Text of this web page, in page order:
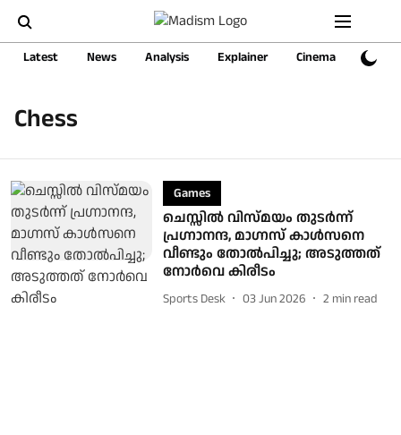
Latest News Analysis Explainer Cinema Sports
Chess
Games
ചെസ്സിൽ വിസ്മയം തുടർന്ന്
പ്രഗ്നാനന്ദ, മാഗ്നസ് കാൾസനെ
വീണ്ടും തോൽപിച്ചു; അടുത്തത്
നോർവെ കിരീടം
Sports Desk 03 Jun 2026 2 min read